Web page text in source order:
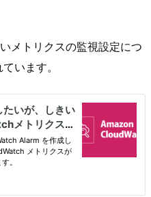
メトリクスの監視設定につ
います。